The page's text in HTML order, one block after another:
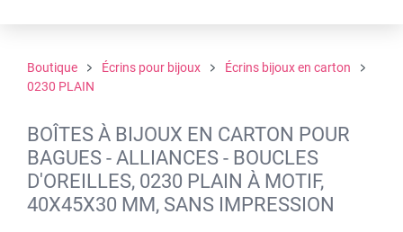
Boutique Écrins pour bijoux
Écrins bijoux en carton
0230 PLAIN
BOÎTES À BIJOUX EN CARTON POUR
BAGUES - ALLIANCES - BOUCLES
D'OREILLES, 0230 PLAIN À MOTIF,
40X45X30 MM, SANS IMPRESSION